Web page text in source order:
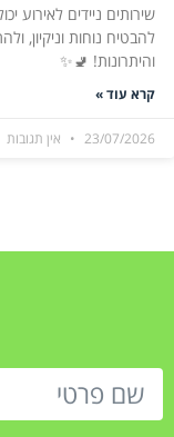
שירותים ניידים לאירוע
להבטיח נוחות וניקיון,
והיתרונות! 🚽✨
קרא עוד »
23/07/2026 אין תגובות